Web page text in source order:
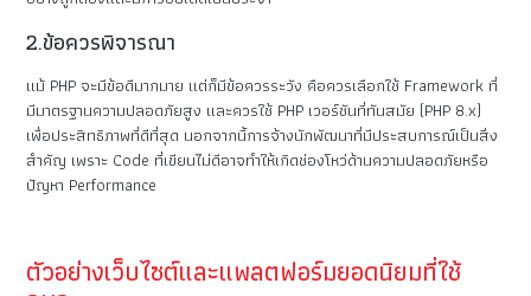
2.ข้อควรพิจารณา
แม้ PHP จะมีข้อดีมากมาย แต่ก็มีข้อควรระวัง คือควรเลือกใช้ Framework ที่
มีมาตรฐานความปลอดภัยสูง และควรใช้ PHP เวอร์ชันที่ทันสมัย (PHP 8.x)
เพื่อประสิทธิภาพที่ดีที่สุด นอกจากนี้การจ้างนักพัฒนาที่มีประสบการณ์เป็นสิ่ง
สำคัญ เพราะ Code ที่เขียนไม่ดีอาจทำให้เกิดช่องโหว่ด้านความปลอดภัยหรือ
ปัญหา Performance
ตัวอย่างเว็บไซต์และแพลตฟอร์มยอดนิยมที่ใช้